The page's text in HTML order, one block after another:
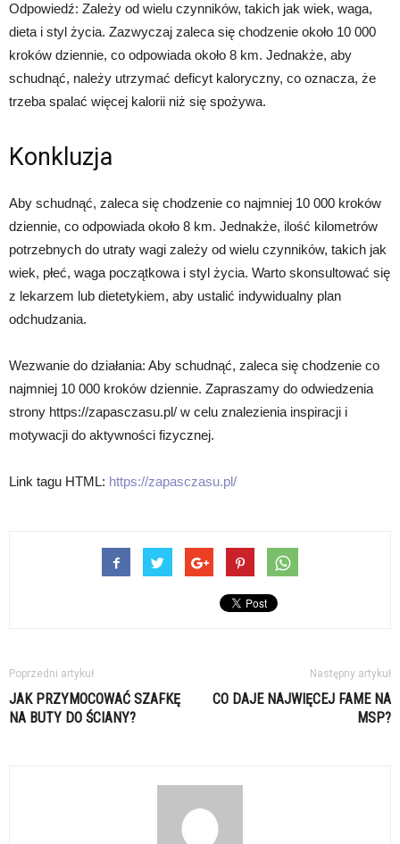
Odpowiedź: Zależy od wielu czynników, takich jak wiek, waga,
dieta i styl życia. Zazwyczaj zaleca się chodzenie około 10 000
kroków dziennie, co odpowiada około 8 km. Jednakże, aby
schudnąć, należy utrzymać deficyt kaloryczny, co oznacza, że ​​
trzeba spalać więcej kalorii niż się spożywa.
Konkluzja
Aby schudnąć, zaleca się chodzenie co najmniej 10 000 kroków
dziennie, co odpowiada około 8 km. Jednakże, ilość kilometrów
potrzebnych do utraty wagi zależy od wielu czynników, takich jak
wiek, płeć, waga początkowa i styl życia. Warto skonsultować się
z lekarzem lub dietetykiem, aby ustalić indywidualny plan
odchudzania.
Wezwanie do działania: Aby schudnąć, zaleca się chodzenie co
najmniej 10 000 kroków dziennie. Zapraszamy do odwiedzenia
strony https://zapasczasu.pl/ w celu znalezienia inspiracji i
motywacji do aktywności fizycznej.
Link tagu HTML: https://zapasczasu.pl/
Poprzedni artykuł
JAK PRZYMOCOWAĆ SZAFKĘ
NA BUTY DO ŚCIANY?
Następny artykuł
CO DAJE NAJWIĘCEJ FAME NA
MSP?